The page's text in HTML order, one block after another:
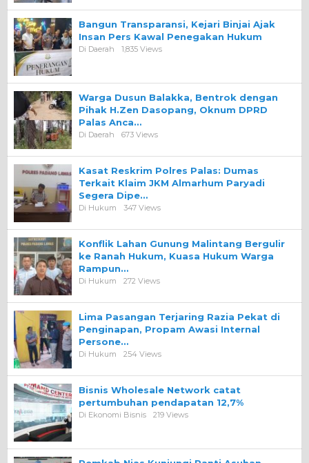
Bangun Transparansi, Kejari Binjai Ajak
Insan Pers Kawal Penegakan Hukum
Di Daerah 1,835 Views
Warga Dusun Balakka, Bentrok dengan
Pihak H.Zen Dasopang, Oknum DPRD
Palas Anca…
Di Daerah 673 Views
Kasat Reskrim Polres Palas: Dumas
Terkait Klaim JKM Almarhum Paryadi
Segera Dipe…
Di Hukum 347 Views
Konflik Lahan Gunung Malintang Bergulir
ke Ranah Hukum, Kuasa Hukum Warga
Rampun…
Di Hukum 272 Views
Lima Pasangan Terjaring Razia Pekat di
Penginapan, Propam Awasi Internal
Persone…
Di Hukum 254 Views
Bisnis Wholesale Network catat
pertumbuhan pendapatan 12,7%
Di Ekonomi Bisnis 219 Views